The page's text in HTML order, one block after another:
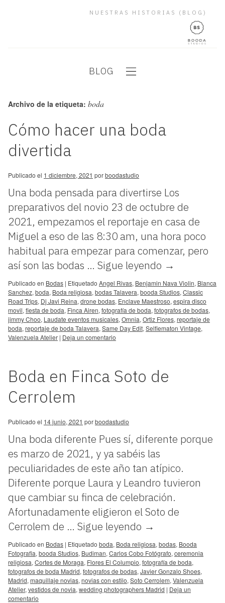
NUESTRAS HISTORIAS (BLOG)
BLOG
Archivo de la etiqueta: boda
Cómo hacer una boda
divertida
Publicado el 1 diciembre, 2021 porboodastudio
Una boda pensada para divertirse Los
preparativos del novio 23 de octubre de
2021, empezamos el reportaje en casa de
Miguel a eso de las 8:30 am, una hora poco
habitual para empezar para comenzar, pero
así son las bodas … Sigue leyendo →
Publicado en Bodas | Etiquetado Angel Rivas, Benjamin Nava Violin, Blanca
Sanchez, boda, Boda religiosa, bodas Talavera, booda Studios, Classic
Road Trips, Dj Javi Reina, drone bodas, Enclave Maestroso, espira disco
movil, fiesta de boda, Finca Airen, fotografía de boda, fotografos de bodas,
jimmy Choo, Laudate eventos musicales, Omnia, Ortiz Flores, reportaje de
boda, reportaje de boda Talavera, Same Day Edit, Selfiematon Vintage,
Valenzuela Atelier | Deja un comentario
Boda en Finca Soto de
Cerrolem
Publicado el 14 junio, 2021 porboodastudio
Una boda diferente Pues sí, diferente porque
es marzo de 2021, y ya sabéis las
peculiaridades de este año tan atípico.
Diferente porque Laura y Leandro tuvieron
que cambiar su finca de celebración.
Afortunadamente eligieron el Soto de
Cerrolem de … Sigue leyendo →
Publicado en Bodas | Etiquetado boda, Boda religiosa, bodas, Booda
Fotografia, booda Studios, Budiman, Carlos Cobo Fotógrafo, ceremonia
religiosa, Cortes de Moraga, Flores El Columpio, fotografía de boda,
fotografos de boda Madrid, fotografos de bodas, Javier Gonzalo Shoes,
Madrid, maquillaje novias, novias con estilo, Soto Cerrolem, Valenzuela
Atelier, vestidos de novia, wedding photographers Madrid | Deja un
comentario